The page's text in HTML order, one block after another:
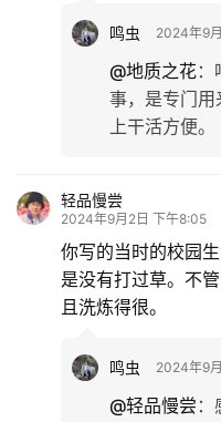
鸣虫 2024年9
@地质之花：
事，是专门
上干活方便。
轻品慢尝
2024年9月2日 下午8:05
你写的当时的校园
是没有打过草。不
且洗炼得很。
鸣虫 2024年9
@轻品慢尝 ：